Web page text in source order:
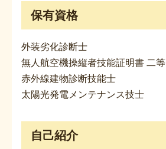
保有資格
外装劣化診断士
無人航空機操縦者技能証明書 二等
赤外線建物診断技能士
太陽光発電メンテナンス技士
自己紹介